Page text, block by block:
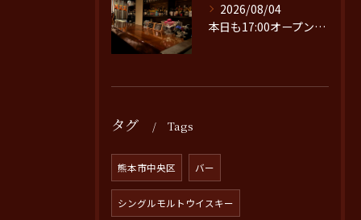
2026/08/04
本日も17:00オープンです。
タグ Tags
熊本市中央区 バー
シングルモルトウイスキー